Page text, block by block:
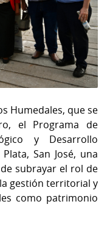
Humedales, que se
el Programa de
y Desarrollo
San José, una
subrayar el rol de
gestión territorial y
como patrimonio